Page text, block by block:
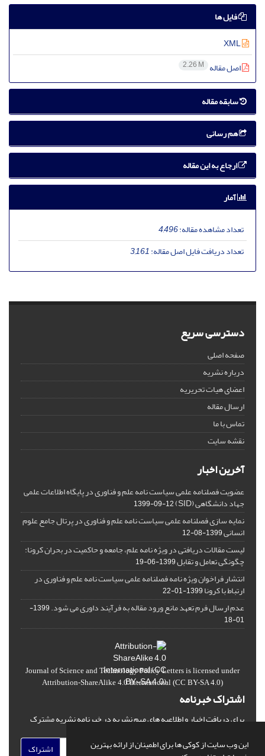
این وب سایت از کوکی ها برای اطمینان از ارائه بهترین
فایل ها
اصل مقاله 2.26 M
سابقه مقاله
هم رسانی
ارجاع به این مقاله
آمار
تعداد مشاهده مقاله:4,496
تعداد دریافت فایل اصل مقاله:3,161
دسترسی سریع
صفحه اصلی
درباره نشریه
اعضای هیات تحریریه
ارسال مقاله
تماس با ما
نقشه سایت
آخرین اخبار
عضویت فصلنامه علمی سیاست نامه علم و فناوری در پایگاه اطلاعات علمی
جهاد دانشگاهی (SID) 1399-09-12
نمایه سازی فصلنامه علمی سیاست نامه علم و فناوری در پرتال جامع علوم
انسانی1399-08-12
لیست مقالات دریافتی در ویژه نامه علم، جامعه و حاکمیت در بحران کرونا:
چگونگی تعامل و تقابل1399-06-19
انتشار فراخوان ویژه‏ نامه فصلنامه علمی سیاست نامه علم و فناوری در
ارتباط با کرونا1399-01-22
عدم ارسال فرم تعهد مانع ورود مقاله به فرآیند داوری می شود.
1399-
01-18
Journal of Science and Technology Policy Letters is licensed under
Attribution-ShareAlike 4.0 International (CC BY-SA 4.0)
اشتراک خبرنامه
برای دریافت اخبار و اطلاعیه های مهم نشریه در خبرنامه نشریه مشترک
اشتراک